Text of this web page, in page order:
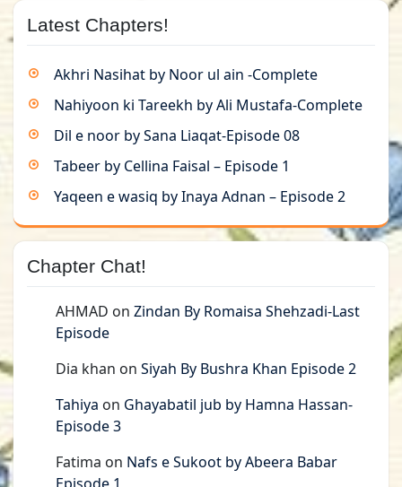
Latest Chapters!
Akhri Nasihat by Noor ul ain -Complete
Nahiyoon ki Tareekh by Ali Mustafa-Complete
Dil e noor by Sana Liaqat-Episode 08
Tabeer by Cellina Faisal – Episode 1
Yaqeen e wasiq by Inaya Adnan – Episode 2
Chapter Chat!
AHMAD on Zindan By Romaisa Shehzadi-Last
Episode
Dia khan on Siyah By Bushra Khan Episode 2
Tahiya on Ghayabatil jub by Hamna Hassan-
Episode 3
Fatima on Nafs e Sukoot by Abeera Babar